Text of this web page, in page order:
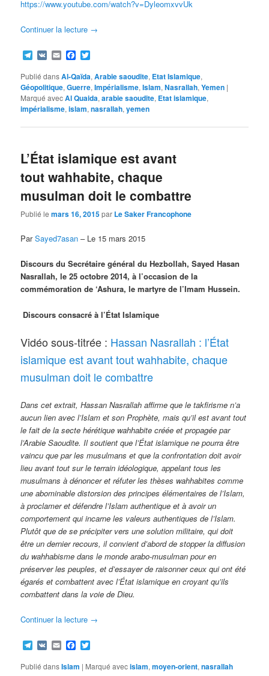
https://www.youtube.com/watch?v=DyleomxvvUk
Continuer la lecture →
Telegram
VK EmailFacebook
Publié dansAl-Qaïda,Arabie saoudite, Etat Islamique,
Géopolitique,Guerre,Impérialisme,Islam,Nasrallah,Yemen |
Marqué avecAl Quaida,arabie saoudite, Etat islamique,
impérialisme,islam,nasrallah,yemen
L’État islamique est avant
tout wahhabite, chaque
musulman doit le combattre
Publié lemars 16, 2015par Le Saker Francophone
ParSayed7asan – Le 15 mars 2015
Discours du Secrétaire général du Hezbollah, Sayed Hasan
Nasrallah, le 25 octobre 2014, à l’occasion de la
commémoration de ‘Ashura, le martyre de l’Imam Hussein.
Discours consacré à l’État Islamique
Vidéo sous-titrée : Hassan Nasrallah : l’État
islamique est avant tout wahhabite, chaque
musulman doit le combattre
Dans cet extrait, Hassan Nasrallah affirme que le takfirisme n’a
aucun lien avec l’Islam et son Prophète, mais qu’il est avant tout
le fait de la secte hérétique wahhabite créée et propagée par
l’Arabie Saoudite. Il soutient que l’État islamique ne pourra être
vaincu que par les musulmans et que la confrontation doit avoir
lieu avant tout sur le terrain idéologique, appelant tous les
musulmans à dénoncer et réfuter les thèses wahhabites comme
une abominable distorsion des principes élémentaires de l’Islam,
à proclamer et défendre l’Islam authentique et à avoir un
comportement qui incarne les valeurs authentiques de l’Islam.
Plutôt que de se précipiter vers une solution militaire, qui doit
être un dernier recours, il convient d’abord de stopper la diffusion
du wahhabisme dans le monde arabo-musulman pour en
préserver les peuples, et d’essayer de raisonner ceux qui ont été
égarés et combattent avec l’État islamique en croyant qu’ils
combattent dans la voie de Dieu.
Continuer la lecture →
Telegram
VK EmailFacebook
Publié dansIslam | Marqué avecislam,moyen-orient,nasrallah